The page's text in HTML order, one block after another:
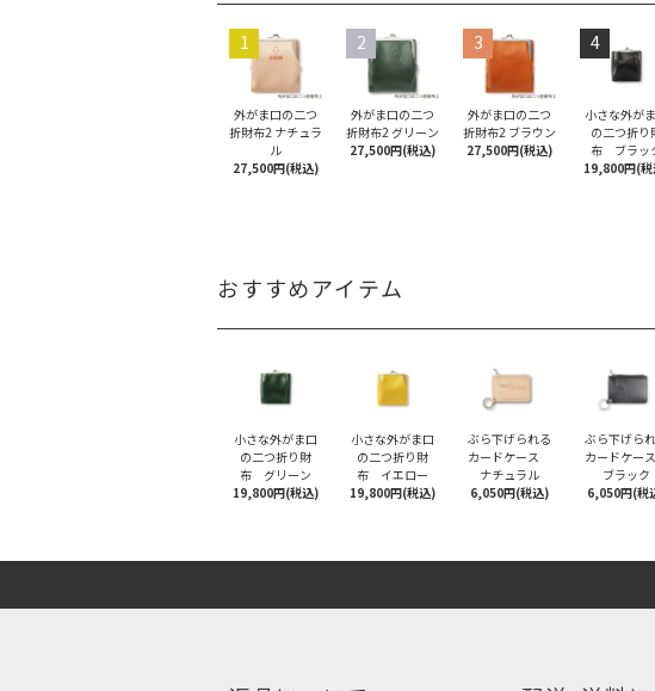
1
外がま口の二つ
折財布2 ナチュラ
ル
27,500円(税込)
2
外がま口の二つ
折財布2 グリーン
27,500円(税込)
3
外がま口の二つ
折財布2 ブラウン
27,500円(税込)
4
小さな外が
の二つ折り
布 ブラッ
19,800円(
おすすめアイテム
小さな外がま口
の二つ折り財
布 グリーン
19,800円(税込)
小さな外がま口
の二つ折り財
布 イエロー
19,800円(税込)
ぶら下げられる
カードケース
ナチュラル
6,050円(税込)
ぶら下げら
カードケー
ブラック
6,050円(税